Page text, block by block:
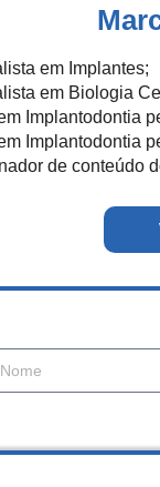
em Implantes;
em Biologia
Implantodontia
Implantodontia
de conteúdo